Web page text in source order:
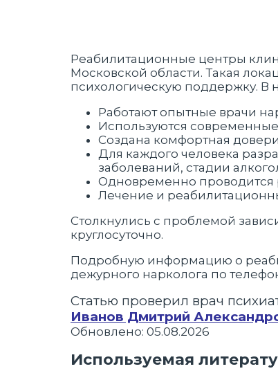
Реабилитационные центры
Московской области. Такая
психологическую поддержку. В
Работают опытные врачи
Используются
Создана комфортная
Для каждого человека
заболеваний, стадии
Одновременно проводится
Лечение и
Столкнулись с проблемой
круглосуточно.
Подробную информацию о
дежурного нарколога по
Статью проверил врач
Иванов Дмитрий
Обновлено: 05.08.2026
Используемая